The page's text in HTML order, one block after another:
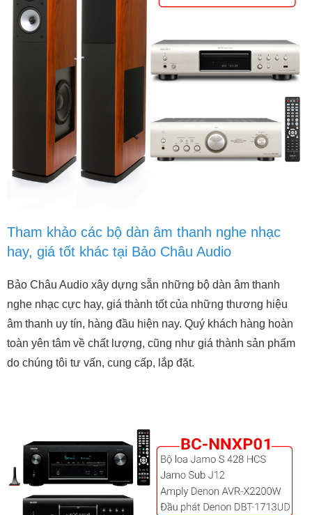
Tham khảo các bộ dàn âm thanh nghe nhạc
hay, giá tốt khác tại Bảo Châu Audio
Bảo Châu Audio xây dựng sẵn những bộ dàn âm thanh
nghe nhạc cực hay, giá thành tốt của những thương hiệu
âm thanh uy tín, hàng đầu hiện nay. Quý khách hàng hoàn
toàn yên tâm về chất lượng, cũng như giá thành sản phẩm
do chúng tôi tư vấn, cung cấp, lắp đặt.